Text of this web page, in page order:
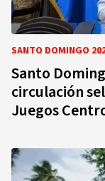
SANTO DOMINGO
Santo
circulación
Juegos